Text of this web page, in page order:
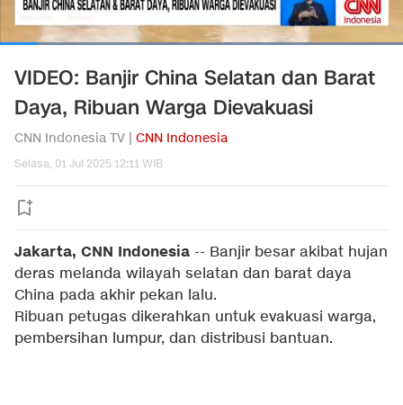
VIDEO: Banjir China Selatan dan Barat
Daya, Ribuan Warga Dievakuasi
CNN Indonesia TV | CNN Indonesia
Selasa, 01 Jul 2025 12:11 WIB
Jakarta, CNN Indonesia -- Banjir besar akibat hujan
deras melanda wilayah selatan dan barat daya
China pada akhir pekan lalu.
Ribuan petugas dikerahkan untuk evakuasi warga,
pembersihan lumpur, dan distribusi bantuan.